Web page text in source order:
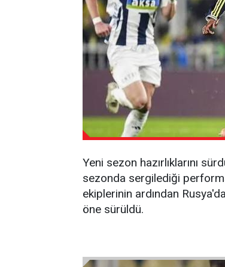
Yeni sezon hazırlıklarını
sezonda sergilediği
ekiplerinin ardından
öne sürüldü.